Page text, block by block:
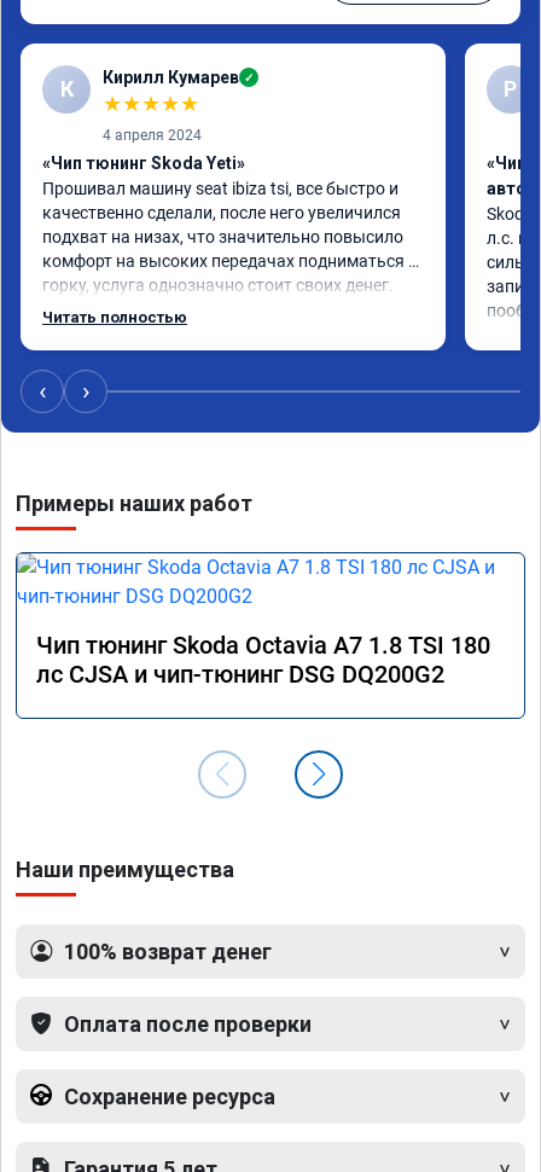
К Кирилл Кумарев ✓
★★★★★
4 апреля 2024
«Чип тюнинг Skoda Yeti»
Прошивал машину seat ibiza tsi, все быстро и
качественно сделали, после него увеличился
подхват на низах, что значительно повысило
комфорт на высоких передачах подниматься в
горку, услуга однозначно стоит своих денег.
Читать полностью
Р
«Чип
Skoda
л.с.
‹ ›
Примеры наших работ
Чип тюнинг Skoda Octavia A7 1.8 TSI 180
лс CJSA и чип-тюнинг DSG DQ200G2
Наши преимущества
100% возврат денег
Оплата после проверки
Сохранение ресурса